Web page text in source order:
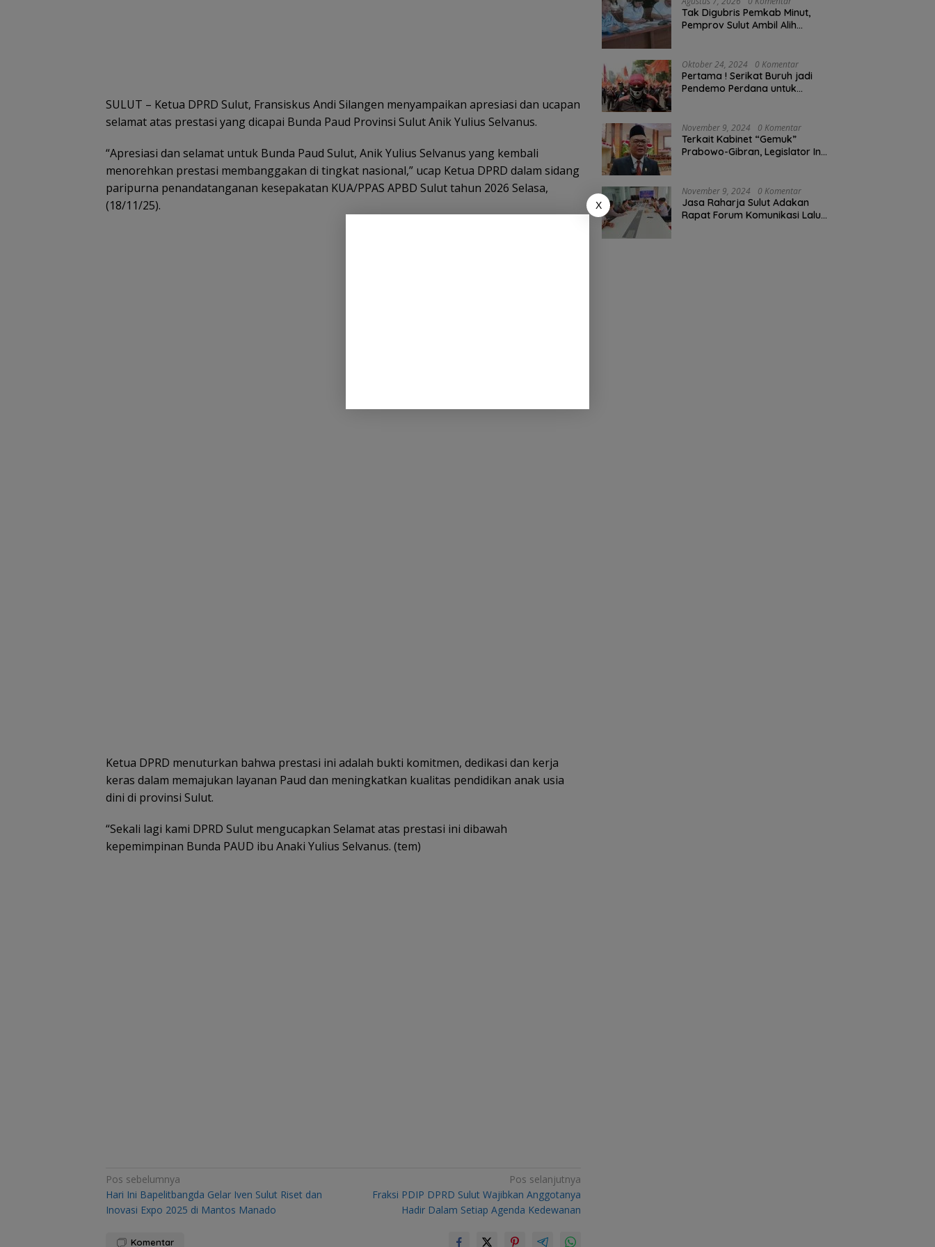
SULUT – Ketua DPRD Sulut, Fransiskus Andi Silangen menyampaikan apresiasi dan ucapan
selamat atas prestasi yang dicapai Bunda Paud Provinsi Sulut Anik Yulius Selvanus.
“Apresiasi dan selamat untuk Bunda Paud Sulut, Anik Yulius Selvanus yang kembali
menorehkan prestasi membanggakan di tingkat nasional,” ucap Ketua DPRD dalam sidang
paripurna penandatanganan kesepakatan KUA/PPAS APBD Sulut tahun 2026 Selasa,
(18/11/25).
Ketua DPRD menuturkan bahwa prestasi ini adalah bukti komitmen, dedikasi dan kerja
keras dalam memajukan layanan Paud dan meningkatkan kualitas pendidikan anak usia
dini di provinsi Sulut.
“Sekali lagi kami DPRD Sulut mengucapkan Selamat atas prestasi ini dibawah
kepemimpinan Bunda PAUD ibu Anaki Yulius Selvanus. (tem)
Navigasi
pos
Pos sebelumnya
Hari Ini Bapelitbangda Gelar Iven Sulut Riset dan
Inovasi Expo 2025 di Mantos Manado
Pos selanjutnya
Fraksi PDIP DPRD Sulut Wajibkan Anggotanya
Hadir Dalam Setiap Agenda Kedewanan
Komentar
Tak Digubris Pemkab Minut,
Pemprov Sulut Ambil Alih
Oktober 24, 2024 0 Komentar
Pertama ! Serikat Buruh jadi
Pendemo Perdana untuk
November 9, 2024 0 Komentar
Terkait Kabinet “Gemuk”
Prabowo-Gibran, Legislator Ini
November 9, 2024 0 Komentar
Jasa Raharja Sulut Adakan
Rapat Forum Komunikasi Lalu
X